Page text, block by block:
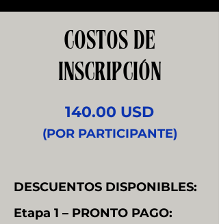
COSTOS DE
INSCRIPCIÓN
140.00 USD
(POR PARTICIPANTE)
DESCUENTOS DISPONIBLES:
Etapa 1 – PRONTO PAGO: